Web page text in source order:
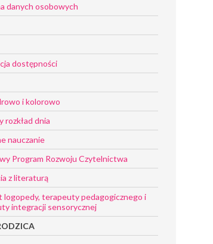
danych osobowych
dostępności
i kolorowo
rozkład dnia
nauczanie
Program Rozwoju Czytelnictwa
z literaturą
logopedy, terapeuty pedagogicznego i
integracji sensorycznej